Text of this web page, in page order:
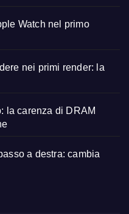
Watch nel primo
nei primi render: la
la carenza di DRAM
a destra: cambia